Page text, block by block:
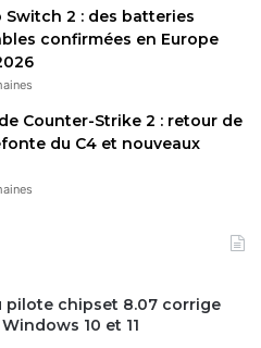
B2B, et ignorer que les BSOD
publicitaire ravive une
tout en soulignant un vrai
proactive qui évite les
jonglez entre Windows et
de tester un switch,
l’open-source, Linux reste
Apple score un point
de la fiabilité continue.
Switch 2 : des batteries
confirmées en Europe
Counter-Strike 2 : retour de
du C4 et nouveaux
pilote chipset 8.07 corrige
10 et 11